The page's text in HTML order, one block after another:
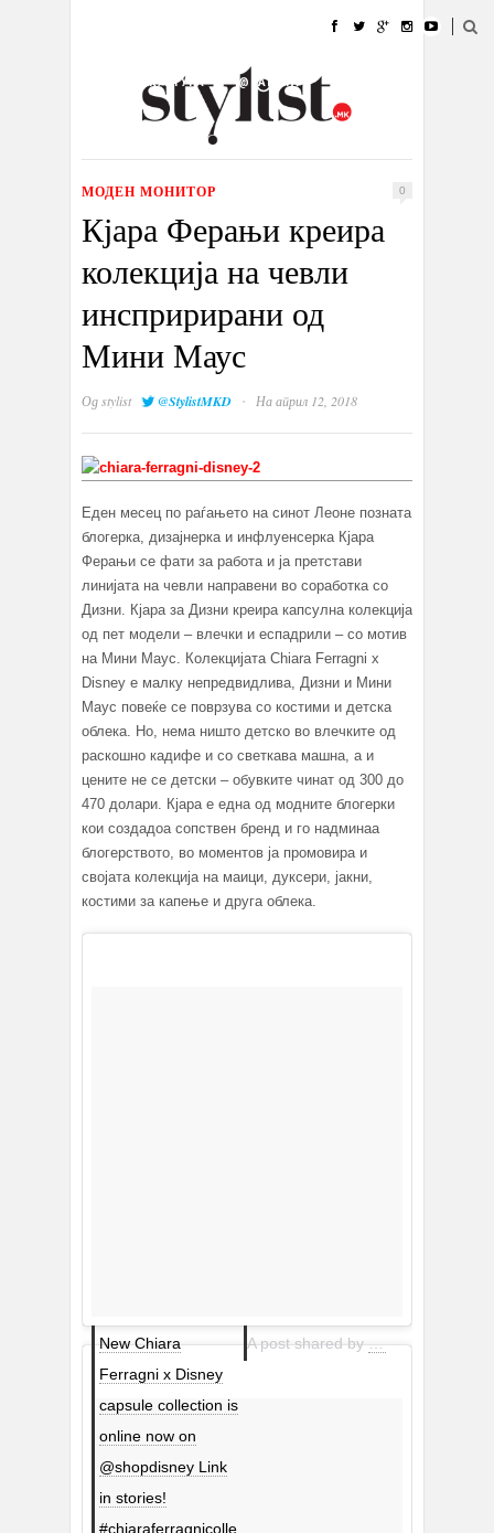
УБАВИНА
КУЛТУРА @РАБОТА
ИЗЛОГ
МОДЕН МОНИТОР 0
Кјара Ферањи креира
колекција на чевли
инспририрани од
Мини Маус
Одstylist @StylistMKD · На април 12, 2018
Еден месец по раѓањето на синот Леоне позната
блогерка, дизајнерка и инфлуенсерка Кјара
Ферањи се фати за работа и ја претстави
линијата на чевли направени во соработка со
Дизни. Кјара за Дизни креира капсулна колекција
од пет модели – влечки и еспадрили – со мотив
на Мини Маус. Колекцијата Chiara Ferragni x
Disney е малку непредвидлива, Дизни и Мини
Маус повеќе се поврзува со костими и детска
облека. Но, нема ништо детско во влечките од
раскошно кадифе и со светкава машна, а и
цените не се детски – обувките чинат од 300 до
470 долари. Кјара е една од модните блогерки
кои создадоа сопствен бренд и го надминаа
блогерството, во моментов ја промовира и
својата колекција на маици, дуксери, јакни,
костими за капење и друга облека.
New Chiara
Ferragni x Disney
capsule collection is
online now on
@shopdisney Link
in stories!
#chiaraferragnicolle
A post shared by
Chiara Ferragni